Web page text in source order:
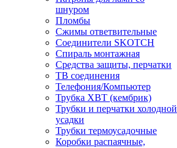
шнуром
Пломбы
Сжимы ответвительные
Соединители SKOTCH
Спираль монтажная
Средства защиты, перчатки
ТВ соединения
Телефония/Компьютер
Трубка ХВТ (кембрик)
Трубки и перчатки холодной
усадки
Трубки термоусадочные
Коробки распаячные,